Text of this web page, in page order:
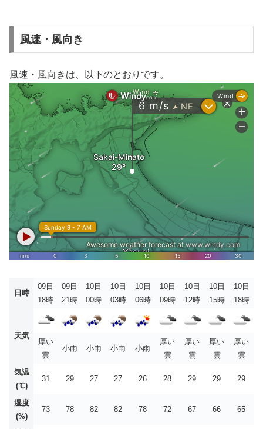
風速・風向き
風速・風向きは、以下のとおりです。
日時
09日
18時
09日
21時
10日
00時
10日
03時
10日
06時
10日
09時
10日
12時
10日
15時
10日
18時
天気
厚い
雲
小雨 小雨 小雨 小雨
厚い
雲
厚い
雲
厚い
雲
厚い
雲
気温
(℃)
31 29 27 27 26 28 29 29 29
湿度
(%)
73 78 82 82 78 72 67 66 65